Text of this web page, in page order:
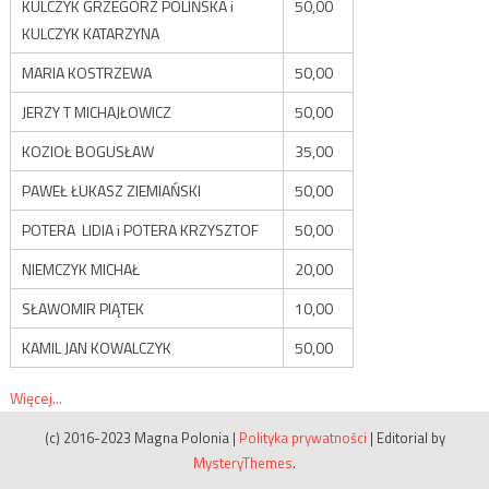
KULCZYK GRZEGORZ POLIŃSKA i
KULCZYK KATARZYNA
50,00
MARIA KOSTRZEWA
50,00
JERZY T MICHAJŁOWICZ
50,00
KOZIOŁ BOGUSŁAW
35,00
PAWEŁ ŁUKASZ ZIEMIAŃSKI
50,00
POTERA LIDIA i POTERA KRZYSZTOF
50,00
NIEMCZYK MICHAŁ
20,00
SŁAWOMIR PIĄTEK
10,00
KAMIL JAN KOWALCZYK
50,00
Więcej...
(c) 2016-2023 Magna Polonia | Polityka prywatności | Editorial by
MysteryThemes.